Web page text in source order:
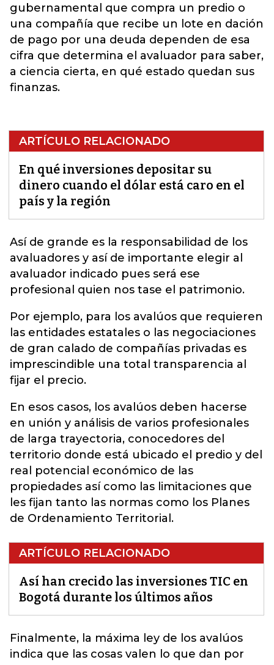
gubernamental que compra un predio o
una compañía que recibe un lote en dación
de pago por una deuda dependen de esa
cifra que determina el avaluador para saber,
a ciencia cierta, en qué estado quedan sus
finanzas.
ARTÍCULO RELACIONADO
En qué inversiones depositar su
dinero cuando el dólar está caro en el
país y la región
Así de grande es la responsabilidad de los
avaluadores y así de importante elegir al
avaluador indicado pues será ese
profesional quien nos tase el patrimonio.
Por ejemplo, para los avalúos que requieren
las entidades estatales o las negociaciones
de gran calado de compañías privadas es
imprescindible una total transparencia al
fijar el precio.
En esos casos, los avalúos deben hacerse
en unión y análisis de varios profesionales
de larga trayectoria, conocedores del
territorio donde está ubicado el predio y del
real potencial económico de las
propiedades así como las limitaciones que
les fijan tanto las normas como los Planes
de Ordenamiento Territorial.
ARTÍCULO RELACIONADO
Así han crecido las inversiones TIC en
Bogotá durante los últimos años
Finalmente, la máxima ley de los avalúos
indica que las cosas valen lo que dan por